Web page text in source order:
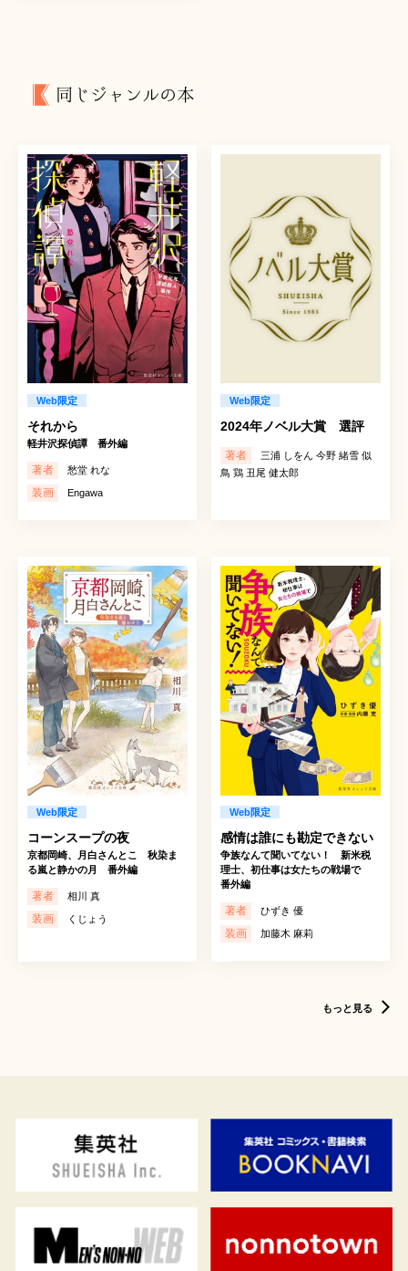
同じジャンルの本
Web限定
それから
軽井沢探偵譚 番外編
著者 愁堂 れな
装画 Engawa
Web限定
2024年ノベル大賞 選評
著者
三浦 しをん 今野 緒雪 似
鳥 鶏 丑尾 健太郎
Web限定
コーンスープの夜
京都岡崎、月白さんとこ 秋染ま
る嵐と静かの月 番外編
著者 相川 真
装画 くじょう
Web限定
感情は誰にも勘定できない
争族なんて聞いてない！ 新米税
理士、初仕事は女たちの戦場で
番外編
著者 ひずき 優
装画 加藤木 麻莉
もっと見る